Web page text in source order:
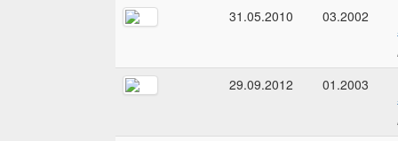
31.05.2010 03.2002
29.09.2012
01.2003